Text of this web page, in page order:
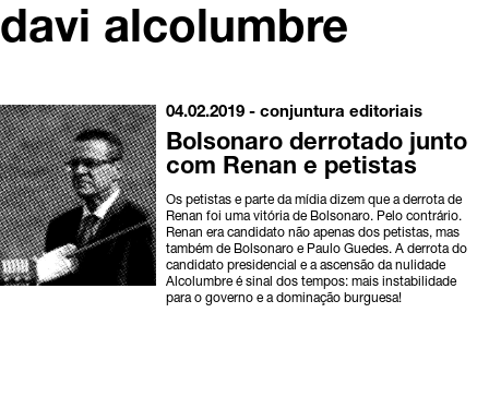
davi alcolumbre
04.02.2019 -conjuntura editoriais
Bolsonaro derrotado junto
com Renan e petistas
Os petistas e parte da mídia dizem que a derrota de
Renan foi uma vitória de Bolsonaro. Pelo contrário.
Renan era candidato não apenas dos petistas, mas
também de Bolsonaro e Paulo Guedes. A derrota do
candidato presidencial e a ascensão da nulidade
Alcolumbre é sinal dos tempos: mais instabilidade
para o governo e a dominação burguesa!